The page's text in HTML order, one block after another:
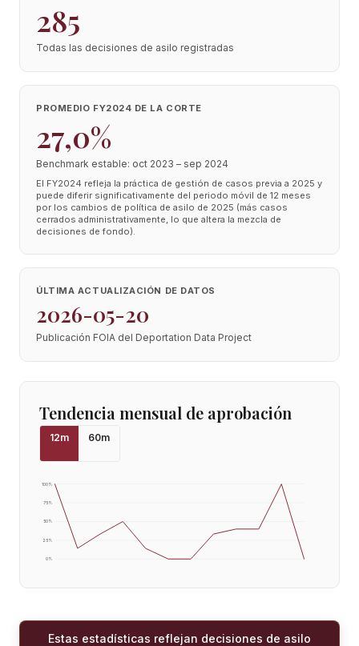
285
Todas las decisiones de asilo registradas
PROMEDIO FY2024 DE LA CORTE
27,0%
Benchmark estable: oct 2023 – sep 2024
El FY2024 refleja la práctica de gestión de casos previa a 2025 y
puede diferir significativamente del periodo móvil de 12 meses
por los cambios de política de asilo de 2025 (más casos
cerrados administrativamente, lo que altera la mezcla de
decisiones de fondo).
ÚLTIMA ACTUALIZACIÓN DE DATOS
2026-05-20
Publicación FOIA del Deportation Data Project
Tendencia mensual de aprobación
12m 60m
0%
25%
50%
75%
100%
Estas estadísticas reflejan decisiones de asilo